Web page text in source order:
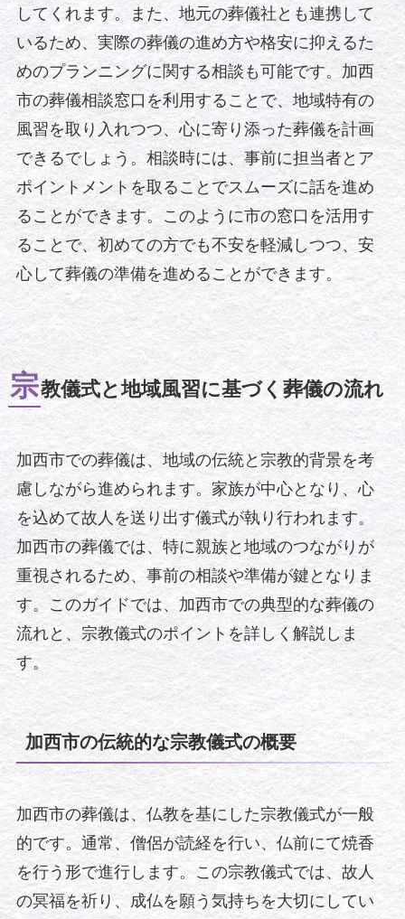
してくれます。また、地元の葬儀社とも連携して
いるため、実際の葬儀の進め方や格安に抑えるた
めのプランニングに関する相談も可能です。加西
市の葬儀相談窓口を利用することで、地域特有の
風習を取り入れつつ、心に寄り添った葬儀を計画
できるでしょう。相談時には、事前に担当者とア
ポイントメントを取ることでスムーズに話を進め
ることができます。このように市の窓口を活用す
ることで、初めての方でも不安を軽減しつつ、安
心して葬儀の準備を進めることができます。
宗教儀式と地域風習に基づく葬儀の流れ
加西市での葬儀は、地域の伝統と宗教的背景を考
慮しながら進められます。家族が中心となり、心
を込めて故人を送り出す儀式が執り行われます。
加西市の葬儀では、特に親族と地域のつながりが
重視されるため、事前の相談や準備が鍵となりま
す。このガイドでは、加西市での典型的な葬儀の
流れと、宗教儀式のポイントを詳しく解説しま
す。
加西市の伝統的な宗教儀式の概要
加西市の葬儀は、仏教を基にした宗教儀式が一般
的です。通常、僧侶が読経を行い、仏前にて焼香
を行う形で進行します。この宗教儀式では、故人
の冥福を祈り、成仏を願う気持ちを大切にしてい